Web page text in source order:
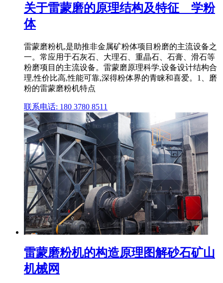
关于雷蒙磨的原理结构及特征 _ 学粉
体
雷蒙磨粉机,是助推非金属矿粉体项目粉磨的主流设备之
一。常应用于石灰石、大理石、重晶石、石膏、滑石等
粉磨项目的主流设备。雷蒙磨原理科学,设备设计结构合
理,性价比高,性能可靠,深得粉体界的青睐和喜爱。1、磨
粉的雷蒙磨粉机特点
联系电话: 180 3780 8511
雷蒙磨粉机的构造原理图解砂石矿山
机械网